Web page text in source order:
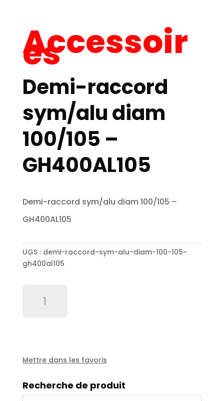
Accessoir
es
Demi-raccord
sym/alu diam
100/105 –
GH400AL105
Demi-raccord sym/alu diam 100/105 –
GH400AL105
UGS : demi-raccord-sym-alu-diam-100-105-
gh400al105
100/105
GH400AL105
Mettre dans les favoris
Recherche de produit